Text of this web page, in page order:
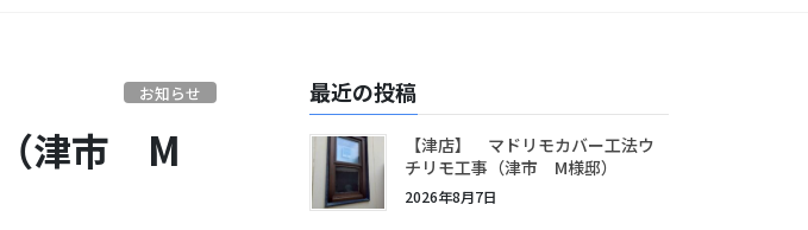
お知らせ
（津市 M
最近の投稿
【津店】 マドリモカバー工法ウ
チリモ工事（津市 M様邸）
2026年8月7日